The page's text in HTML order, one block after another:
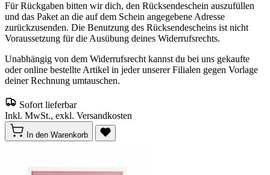
Für Rückgaben bitten wir dich, den Rücksendeschein auszufüllen
und das Paket an die auf dem Schein angegebene Adresse
zurückzusenden. Die Benutzung des Rücksendescheins ist nicht
Voraussetzung für die Ausübung deines Widerrufsrechts.
Unabhängig von dem Widerrufsrecht kannst du bei uns gekaufte
oder online bestellte Artikel in jeder unserer Filialen gegen Vorlage
deiner Rechnung umtauschen.
Sofort lieferbar
Inkl. MwSt., exkl. Versandkosten
In den Warenkorb